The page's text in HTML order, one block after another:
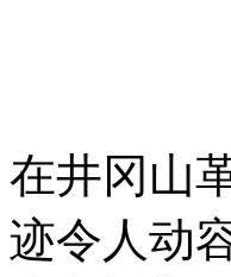
在井冈山
迹令人动